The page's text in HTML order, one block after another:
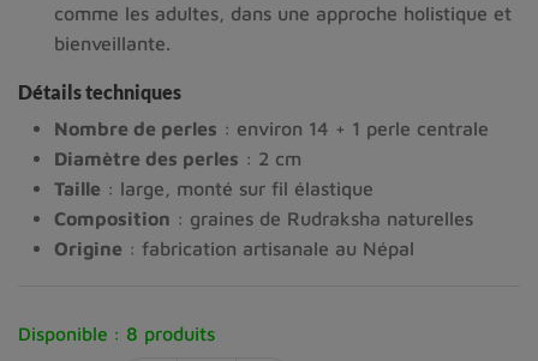
comme les adultes, dans une approche holistique et
bienveillante.
Détails techniques
Nombre de perles : environ 14 + 1 perle centrale
Diamètre des perles : 2 cm
Taille : large, monté sur fil élastique
Composition : graines de Rudraksha naturelles
Origine : fabrication artisanale au Népal
Disponible : 8 produits